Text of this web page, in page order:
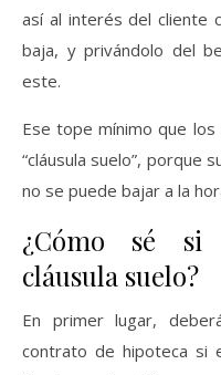
así al interés del cliente
baja, y privándolo del
este.
Ese tope mínimo que
“cláusula suelo”, porque
no se puede bajar a la
¿Cómo sé si
cláusula suelo?
En primer lugar,
contrato de hipoteca si